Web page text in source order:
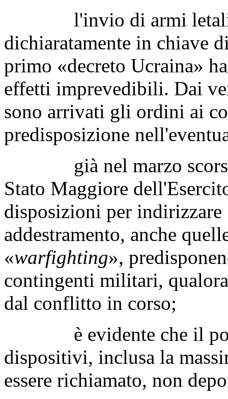
l'invio di armi letali in
dichiaratamente in chiave
primo «decreto Ucraina»
effetti imprevedibili. Dai
sono arrivati gli ordini ai
predisposizione
già nel marzo scorso,
Stato Maggiore
disposizioni per
addestramento, anche
«warfighting»,
contingenti militari,
dal conflitto in corso;
è evidente che il
dispositivi, inclusa la
essere richiamato, non